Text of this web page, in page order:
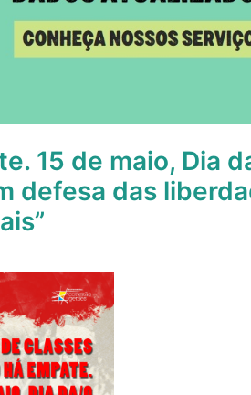
15 de maio, Dia
defesa das